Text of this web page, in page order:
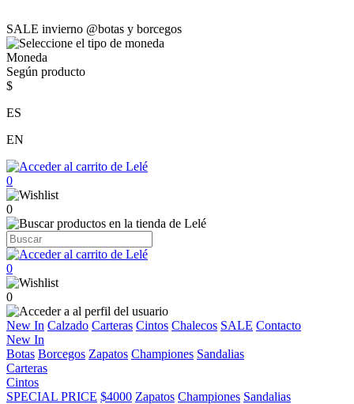
SALE invierno @botas y borcegos
Moneda
Según producto
$
ES
EN
0
0
0
0
New In Calzado Carteras Cintos Chalecos SALE Contacto
New In
Botas Borcegos Zapatos Championes Sandalias
Carteras
Cintos
SPECIAL PRICE $4000 Zapatos Championes Sandalias